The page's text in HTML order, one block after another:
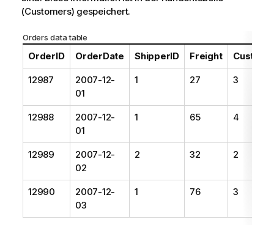
(Customers) gespeichert.
Orders data table
OrderID OrderDate ShipperID Freight
12987
2007-12-
01
1 27 3
12988
2007-12-
01
1 65 4
12989
2007-12-
02
2 32 2
12990
2007-12-
03
1 76 3